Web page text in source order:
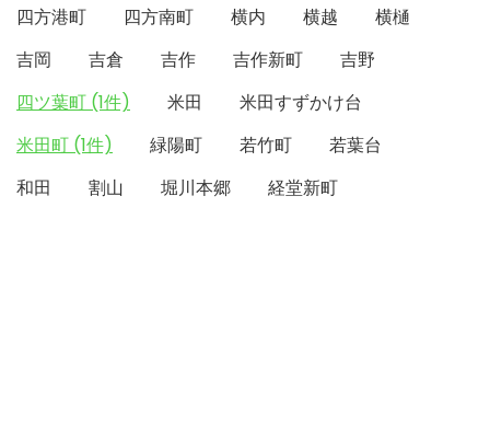
四方港町
四方南町 横内 横越
横樋
吉岡
吉倉 吉作 吉作新町
吉野
四ツ葉町 (1件)
米田
米田すずかけ台
米田町 (1件)
緑陽町 若竹町
若葉台
和田
割山 堀川本郷 経堂新町